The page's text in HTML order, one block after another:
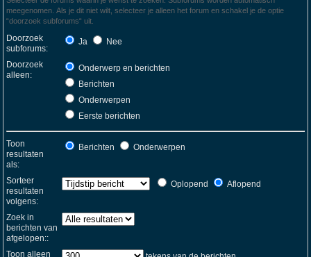
meegenomen. Als je dit niet wilt, selecteer je alleen het forum en schakel je de optie
“doorzoek subforums“ uit.
Doorzoek
subforums:
Ja Nee
Doorzoek
alleen:
Onderwerp en berichten
Berichten
Onderwerpen
Eerste berichten
Toon
resultaten
als:
Berichten Onderwerpen
Sorteer
resultaten
volgens:
Oplopend Aflopend
Zoek in
berichten van
afgelopen::
Toon alleen